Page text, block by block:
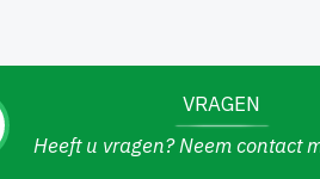
VRAGEN
Heeft u vragen? Neem contact